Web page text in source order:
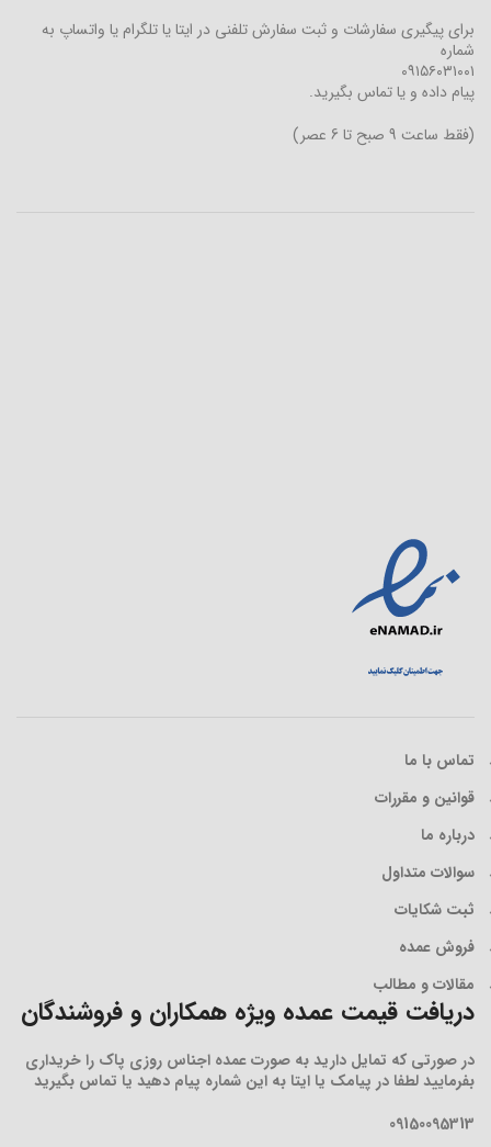
برای پیگیری سفارشات و ثبت سفارش تلفنی در ایتا یا تلگرام یا واتساپ به
شماره
۰۹۱۵۶۰۳۱۰۰۱
پیام داده و یا تماس بگیرید.
(فقط ساعت 9 صبح تا 6 عصر)
تماس با ما
قوانین و مقررات
درباره ما
سوالات متداول
ثبت شکایات
فروش عمده
مقالات و مطالب
دریافت قیمت عمده ویژه همکاران و فروشندگان
در صورتی که تمایل دارید به صورت عمده اجناس روزی پاک را خریداری
بفرمایید لطفا در پیامک یا ایتا به این شماره پیام دهید یا تماس بگیرید
09150095313